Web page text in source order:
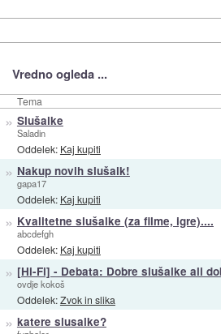
Vredno ogleda ...
Tema
» Slušalke
Saladin
Oddelek: Kaj kupiti
» Nakup novih slušalk!
gapa17
Oddelek: Kaj kupiti
» Kvalitetne slušalke (za filme, igre)....
abcdefgh
Oddelek: Kaj kupiti
» [Hi-Fi] - Debata: Dobre slušalke ali
ovdje kokoš
Oddelek:Zvok in slika
» katere slusalke?